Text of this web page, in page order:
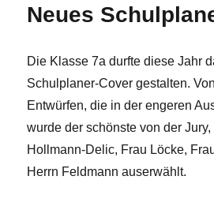
Neues
Die Klasse 7a durfte diese Jahr
Schulplaner-Cover gestalten.
Entwürfen, die in der engeren
wurde der schönste von der
Hollmann-Delic, Frau Löcke,
Herrn Feldmann auserwählt.